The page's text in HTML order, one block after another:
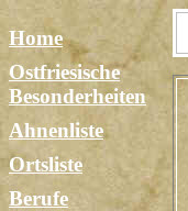
Home
Ostfriesische
Besonderheiten
Ahnenliste
Ortsliste
Berufe